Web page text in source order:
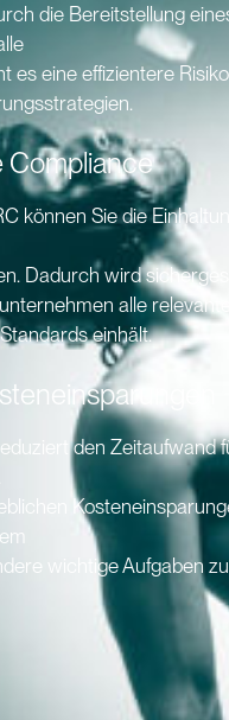
die Bereitstellung
es eine effizientere
Compliance
können Sie die
Dadurch wird
alle relevanten
einhält.
den Zeitaufwand
wichtige Aufgaben zu